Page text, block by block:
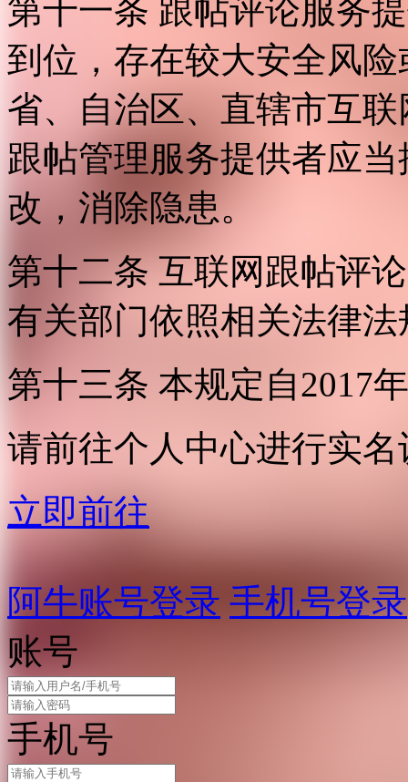
第十一条 跟帖评论服务
到位，存在较大安全风
省、自治区、直辖市互
跟帖管理服务提供者应
改，消除隐患。
第十二条 互联网跟帖评
有关部门依照相关法律
第十三条 本规定自2017
请前往个人中心进行实名
立即前往
阿牛账号登录 手机号登录
账号
手机号